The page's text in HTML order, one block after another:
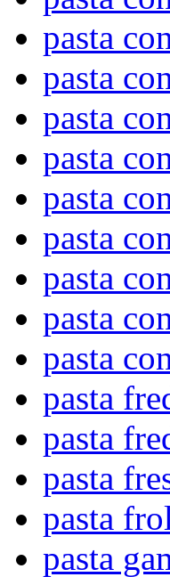
pasta
pasta
pasta
pasta
pasta
pasta
pasta
pasta
pasta
pasta
pasta
pasta
pasta
pasta